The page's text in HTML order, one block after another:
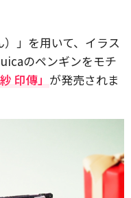
」を用いて、イラス
のペンギンをモチ
印傳」 が発売されま